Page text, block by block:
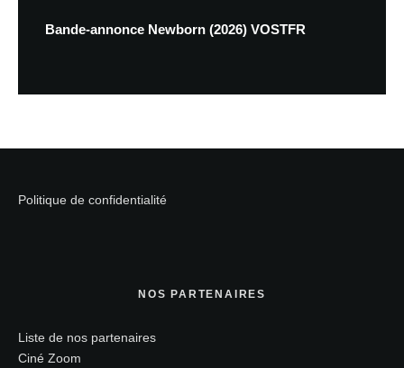
Bande-annonce Newborn (2026) VOSTFR
Politique de confidentialité
NOS PARTENAIRES
Liste de nos partenaires
Ciné Zoom